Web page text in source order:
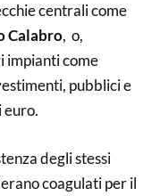
centrali come
Calabro, o,
impianti come
pubblici e
euro.
degli stessi
coagulati per il